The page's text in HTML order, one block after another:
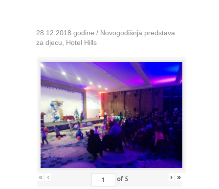
28.12.2018.godine / Novogodišnja predstava
za djecu, Hotel Hills
« ‹ of 5 › »